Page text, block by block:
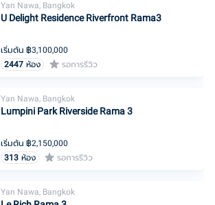
Yan Nawa, Bangkok
U Delight Residence Riverfront Rama3
เริ่มต้น ฿3,100,000
2447 ห้อง รอการรีวิว
Yan Nawa, Bangkok
Lumpini Park Riverside Rama 3
เริ่มต้น ฿2,150,000
313 ห้อง รอการรีวิว
Yan Nawa, Bangkok